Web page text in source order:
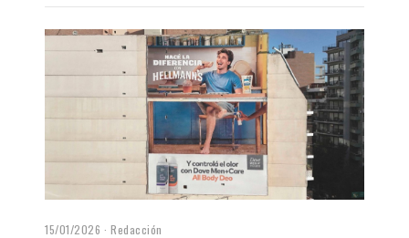
15/01/2026 Redacción